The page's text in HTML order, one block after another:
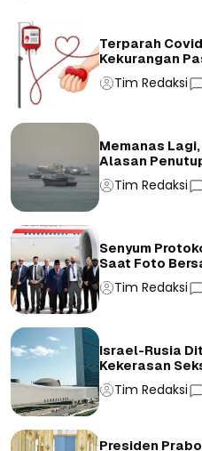
Terparah
Kekurangan
Tim Redaksi
Memanas
Alasan
Tim Redaksi
Senyum
Saat Foto
Tim Redaksi
Israel-Rusia
Kekerasan
Tim Redaksi
Presiden